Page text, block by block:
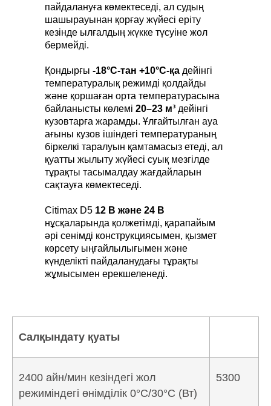
пайдалануға көмектеседі, ал судың
шашырауынан қорғау жүйесі еріту
кезінде ылғалдың жүкке түсуіне жол
бермейді.
Қондырғы -18°C-тан +10°C-қа дейінгі
температуралық режимді қолдайды
және қоршаған орта температурасына
байланысты көлемі 20–23 м³ дейінгі
кузовтарға жарамды. Ұлғайтылған ауа
ағыны кузов ішіндегі температураның
біркелкі таралуын қамтамасыз етеді, ал
қуатты жылыту жүйесі суық мезгілде
тұрақты тасымалдау жағдайларын
сақтауға көмектеседі.
Citimax D5 12 В және 24 В
нұсқаларында қолжетімді, қарапайым
әрі сенімді конструкциясымен, қызмет
көрсету ыңғайлылығымен және
күнделікті пайдаланудағы тұрақты
жұмысымен ерекшеленеді.
Салқындату қуаты
2400 айн/мин кезіндегі жол
режиміндегі өнімділік 0°C/30°C (Вт)
5300